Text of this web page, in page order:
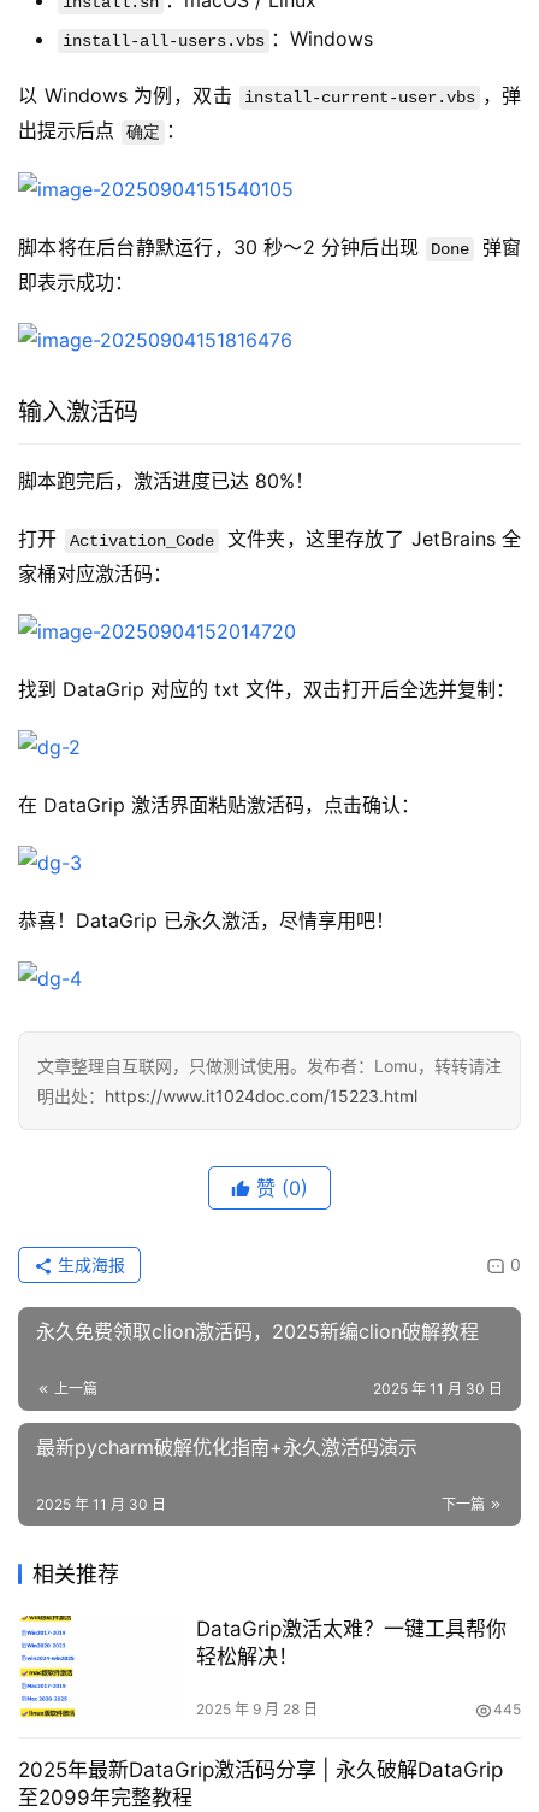
install-all-users.vbs ：Windows
以 Windows 为例，双击 install-current-user.vbs ，弹
出提示后点
确定 ：
脚本将在后台静默运行，30 秒～2 分钟后出现 Done
弹窗
即表示成功：
输入激活码
脚本跑完后，激活进度已达 80%！
打开 Activation_Code
文件夹，这里存放了 JetBrains 全
家桶对应激活码：
找到 DataGrip 对应的 txt 文件，双击打开后全选并复制：
在 DataGrip 激活界面粘贴激活码，点击确认：
恭喜！DataGrip 已永久激活，尽情享用吧！
文章整理自互联网，只做测试使用。发布者：Lomu，转转请注
明出处： https://www.it1024doc.com/15223.html
赞 (0)
0
生成海报
永久免费领取clion激活码，2025新编clion破解教程
上一篇 2025 年 11 月 30 日
最新pycharm破解优化指南+永久激活码演示
下一篇
2025 年 11 月 30 日
相关推荐
DataGrip激活太难？一键工具帮你
轻松解决！
2025 年 9 月 28 日 445
2025年最新DataGrip激活码分享 | 永久破解DataGrip
至2099年完整教程